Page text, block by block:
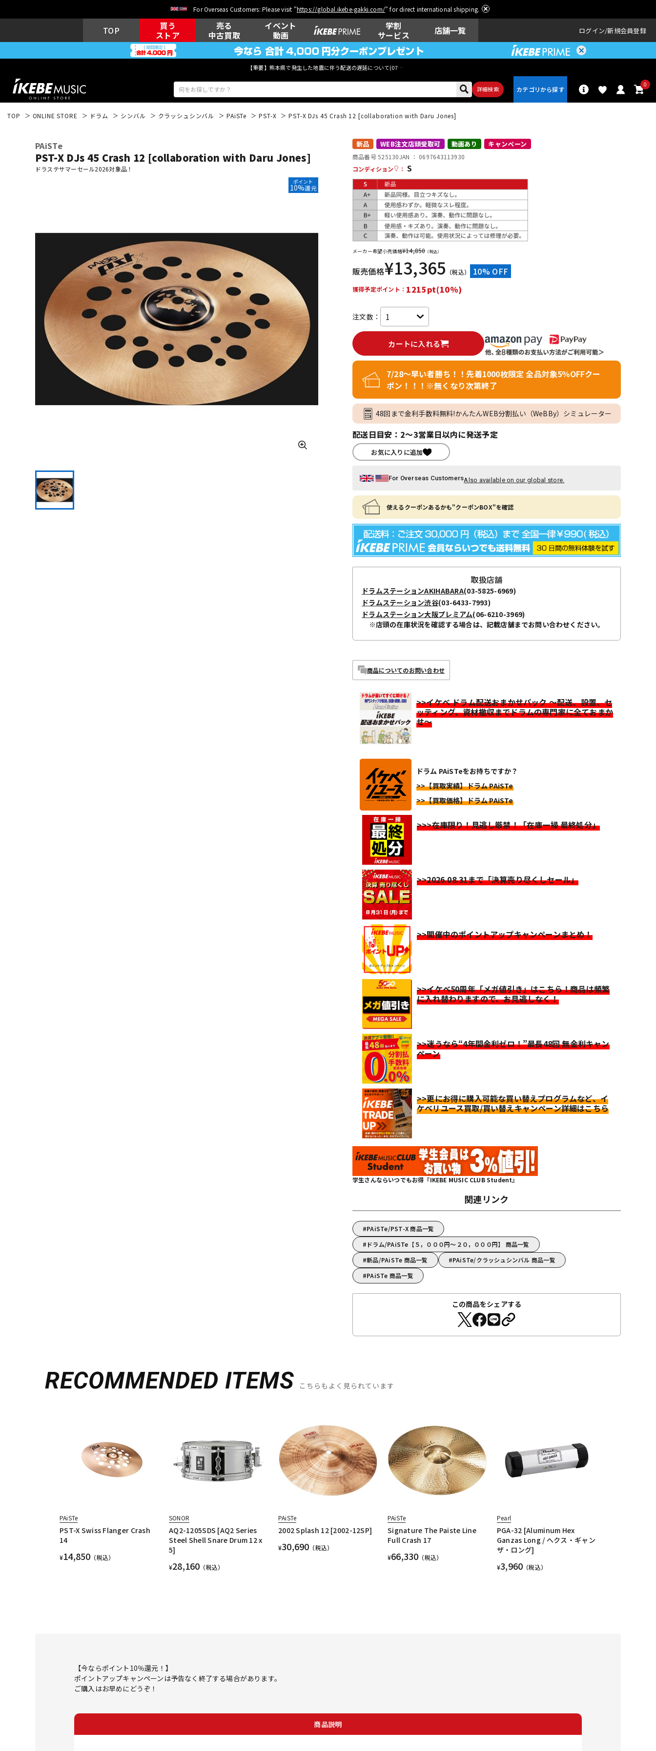
For Overseas Customers: Please visit "https://global.ikebe-gakki.com/" for direct international shipping.
TOP
買う
ストア
売る
中古買取
イベント
動画
学割
サービス
店舗一覧 ログイン 新規会員登録
【重要】熊本県で発生した地震に伴う配送の遅延について(07月29日
詳細検索
0
ウクレレ ドラム
管楽器 その他楽器
DJ機器 DTM イン納品
レコーディン
グ機器
配信/ライブ
機器
中古 ヴィンテージ
TOP ONLINE STORE ドラム シンバル クラッシュシンバル PAiSTe PST-X PST-X DJs 45 Crash 12 [collaboration with Daru Jones]
PAiSTe
PST-X DJs 45 Crash 12 [collaboration with Daru Jones]
ドラステサマーセール2026対象品！
ポイント
10%還元
新品 WEB注文店頭受取可 動画あり キャンペーン
商品番号 525130JAN ： 0697643113930
コンディション
： S
メーカー希望小売価格¥14,850 （税込）
販売価格¥13,365 （税込） 10% OFF
獲得予定ポイント： 1215pt(10%)
注文数：
カートに入れる
7/28～早い者勝ち！！先着1000枚限定 全品対象5％OFFクー
ポン！！！※無くなり次第終了
48回まで金利手数料無料!かんたんWEB分割払い（WeBBy）シミュレーター
配送日目安：2～3営業日以内に発送予定
お気に入りに追加
For Overseas CustomersAlso available on our global store.
使えるクーポンあるかも"クーポンBOX"を確認
取扱店舗
ドラムステーションAKIHABARA(03-5825-6969)
ドラムステーション渋谷(03-6433-7993)
ドラムステーション大阪プレミアム(06-6210-3969)
※店頭の在庫状況を確認する場合は、記載店舗までお問い合わせください。
商品についてのお問い合わせ
>>イケベ ドラム配送おまかせパック ～配送、設置、セ
ッティング、資材撤収までドラムの専門家に全ておまか
せ～
ドラム PAiSTeをお持ちですか？
>>【買取実績】ドラム PAiSTe
>>【買取価格】ドラム PAiSTe
>>>在庫限り！見逃し厳禁！「在庫一掃 最終処分」
>>2026.08.31まで「決算売り尽くしセール」
>>開催中のポイントアップキャンペーンまとめ！
>>イケベ50周年「メガ値引き」はこちら！商品は頻繁
に入れ替わりますので、お見逃しなく！
>>迷うなら“4年間金利ゼロ！”最長48回 無金利キャン
ペーン
>>更にお得に購入可能な買い替えプログラムなど、イ
ケベリユース買取/買い替えキャンペーン詳細はこちら
学生さんならいつでもお得『IKEBE MUSIC CLUB Student』
関連リンク
PAiSTe/PST-X 商品一覧
ドラム/PAiSTe【５，０００円～２０，０００円】 商品一覧
新品/PAiSTe 商品一覧
PAiSTe/クラッシュシンバル 商品一覧
PAiSTe 商品一覧
この商品をシェアする
RECOMMENDED ITEMS こちらもよく見られています
PAiSTe
PST-X Swiss Flanger Crash
14
¥14,850 （税込）
SONOR
AQ2-1205SDS [AQ2 Series
Steel Shell Snare Drum 12 x
5]
¥28,160 （税込）
PAiSTe
2002 Splash 12 [2002-12SP]
¥30,690 （税込）
PAiSTe
Signature The Paiste Line
Full Crash 17
¥66,330 （税込）
Pearl
PGA-32 [Aluminum Hex
Ganzas Long / へクス・ギャン
ザ・ロング]
¥3,960 （税込）
【今ならポイント10％還元！】
ポイントアップキャンペーンは予告なく終了する場合があります。
ご購入はお早めにどうぞ！
商品説明